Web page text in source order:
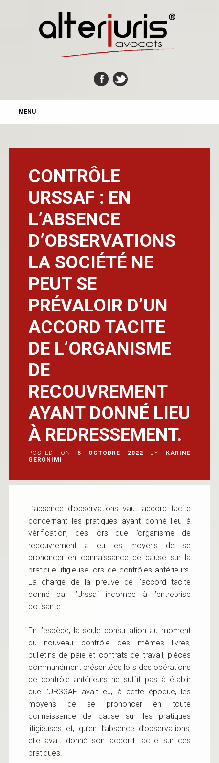
MAIN MENU
MENU
CONTRÔLE
URSSAF : EN
L’ABSENCE
D’OBSERVATIONS
LA SOCIÉTÉ NE
PEUT SE
PRÉVALOIR D’UN
ACCORD TACITE
DE L’ORGANISME
DE
RECOUVREMENT
AYANT DONNÉ LIEU
À REDRESSEMENT.
POSTED ON 5 OCTOBRE 2022 BY
KARINE
GERONIMI
L’absence d’observations vaut accord tacite
concernant les pratiques ayant donné lieu à
vérification, dès lors que l’organisme de
recouvrement a eu les moyens de se
prononcer en connaissance de cause sur la
pratique litigieuse lors de contrôles antérieurs.
La charge de la preuve de l’accord tacite
donné par l’Urssaf incombe à l’entreprise
cotisante.
En l’espèce, la seule consultation au moment
du nouveau contrôle des mêmes livres,
bulletins de paie et contrats de travail, pièces
communément présentées lors des opérations
de contrôle antérieurs ne suffit pas à établir
que l’URSSAF avait eu, à cette époque, les
moyens de se prononcer en toute
connaissance de cause sur les pratiques
litigieuses et, qu’en l’absence d’observations,
elle avait donné son accord tacite sur ces
pratiques.